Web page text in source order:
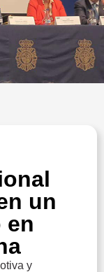
un
en
y